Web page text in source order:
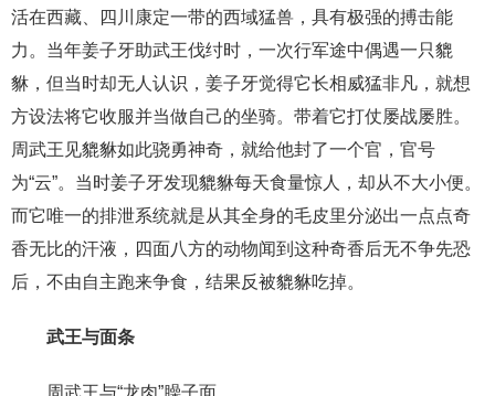
活在西藏、四川康定一带的西域猛兽，具有极强的搏击能
力。当年姜子牙助武王伐纣时，一次行军途中偶遇一只貔
貅，但当时却无人认识，姜子牙觉得它长相威猛非凡，就想
方设法将它收服并当做自己的坐骑。带着它打仗屡战屡胜。
周武王见貔貅如此骁勇神奇，就给他封了一个官，官号
为“云”。当时姜子牙发现貔貅每天食量惊人，却从不大小便。
而它唯一的排泄系统就是从其全身的毛皮里分泌出一点点奇
香无比的汗液，四面八方的动物闻到这种奇香后无不争先恐
后，不由自主跑来争食，结果反被貔貅吃掉。
武王与面条